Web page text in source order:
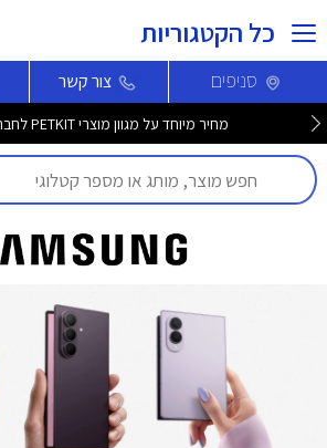
כל הקטגוריות
סניפים צור קשר
מחיר מיוחד על מגוון מוצרי PETKIT לחברי מועדון >>